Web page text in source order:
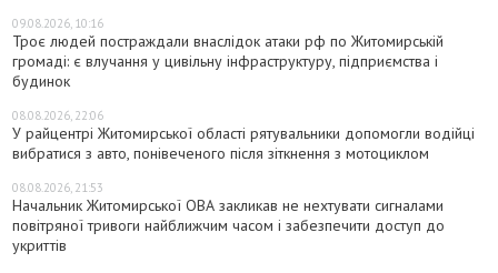
09.08.2026, 10:16
Троє людей постраждали внаслідок атаки рф по Житомирській
громаді: є влучання у цивільну інфраструктуру, підприємства і
будинок
08.08.2026, 22:06
У райцентрі Житомирської області рятувальники допомогли водійці
вибратися з авто, понівеченого після зіткнення з мотоциклом
08.08.2026, 21:53
Начальник Житомирської ОВА закликав не нехтувати сигналами
повітряної тривоги найближчим часом і забезпечити доступ до
укриттів